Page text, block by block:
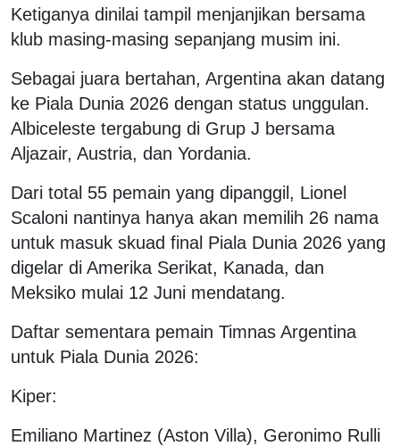
Ketiganya dinilai tampil menjanjikan bersama
klub masing-masing sepanjang musim ini.
Sebagai juara bertahan, Argentina akan datang
ke Piala Dunia 2026 dengan status unggulan.
Albiceleste tergabung di Grup J bersama
Aljazair, Austria, dan Yordania.
Dari total 55 pemain yang dipanggil, Lionel
Scaloni nantinya hanya akan memilih 26 nama
untuk masuk skuad final Piala Dunia 2026 yang
digelar di Amerika Serikat, Kanada, dan
Meksiko mulai 12 Juni mendatang.
Daftar sementara pemain Timnas Argentina
untuk Piala Dunia 2026:
Kiper:
Emiliano Martinez (Aston Villa), Geronimo Rulli